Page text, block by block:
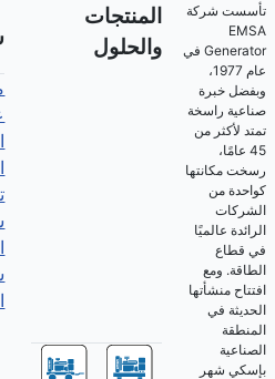
تأسست شركة
EMSA
Generator في
عام 1977،
وبفضل خبرة
صناعية راسخة
تمتد لأكثر من
45 عامًا،
رسخت مكانتها
كواحدة من
الشركات
الرائدة عالميًا
في قطاع
الطاقة. ومع
افتتاح منشأتها
الحديثة في
المنطقة
الصناعية
بإسكي شهر
المنتجات
والحلول